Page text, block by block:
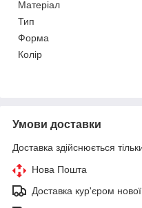
Матеріал
Тип
Форма
Колір
Умови доставки
Доставка здійснюється
Нова Пошта
Доставка кур'єром